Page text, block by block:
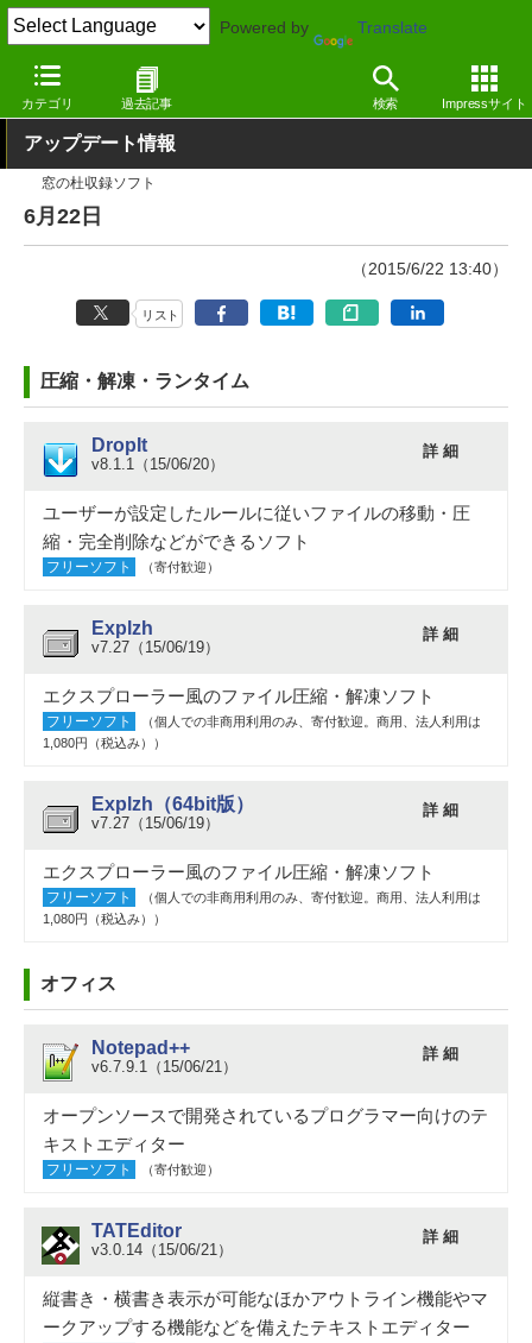
Powered by Translate
カテゴリ 過去記事 検索 Impressサイト
窓の杜 その他の話題 アップデート
アップデート情報
窓の杜収録ソフト
6月22日
（2015/6/22 13:40）
リスト
圧縮・解凍・ランタイム
DropIt
v8.1.1（15/06/20）
詳 細
ユーザーが設定したルールに従いファイルの移動・圧
縮・完全削除などができるソフト
フリーソフト （寄付歓迎）
Explzh
v7.27（15/06/19）
詳 細
エクスプローラー風のファイル圧縮・解凍ソフト
フリーソフト
（個人での非商用利用のみ、寄付歓迎。商用、法人利用は
1,080円（税込み））
Explzh（64bit版）
v7.27（15/06/19）
詳 細
エクスプローラー風のファイル圧縮・解凍ソフト
フリーソフト
（個人での非商用利用のみ、寄付歓迎。商用、法人利用は
1,080円（税込み））
オフィス
Notepad++
v6.7.9.1（15/06/21）
詳 細
オープンソースで開発されているプログラマー向けのテ
キストエディター
フリーソフト （寄付歓迎）
TATEditor
v3.0.14（15/06/21）
詳 細
縦書き・横書き表示が可能なほかアウトライン機能やマ
ークアップする機能などを備えたテキストエディター